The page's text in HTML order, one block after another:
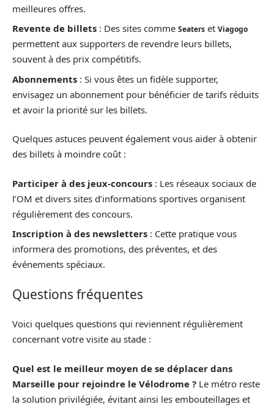
meilleures offres.
Revente de billets : Des sites comme Seaters et Viagogo
permettent aux supporters de revendre leurs billets,
souvent à des prix compétitifs.
Abonnements : Si vous êtes un fidèle supporter,
envisagez un abonnement pour bénéficier de tarifs réduits
et avoir la priorité sur les billets.
Quelques astuces peuvent également vous aider à obtenir
des billets à moindre coût :
Participer à des jeux-concours : Les réseaux sociaux de
l’OM et divers sites d’informations sportives organisent
régulièrement des concours.
Inscription à des newsletters : Cette pratique vous
informera des promotions, des préventes, et des
événements spéciaux.
Questions fréquentes
Voici quelques questions qui reviennent régulièrement
concernant votre visite au stade :
Quel est le meilleur moyen de se déplacer dans
Marseille pour rejoindre le Vélodrome ? Le métro reste
la solution privilégiée, évitant ainsi les embouteillages et